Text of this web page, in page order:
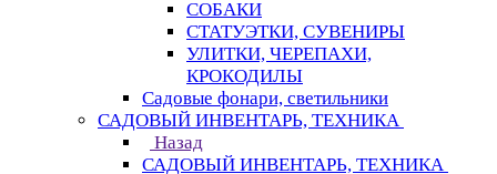
СОБАКИ
СТАТУЭТКИ, СУВЕНИРЫ
УЛИТКИ, ЧЕРЕПАХИ,
КРОКОДИЛЫ
Садовые фонари, светильники
САДОВЫЙ ИНВЕНТАРЬ, ТЕХНИКА
Назад
САДОВЫЙ ИНВЕНТАРЬ, ТЕХНИКА